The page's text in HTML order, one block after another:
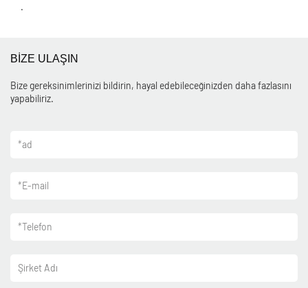
.
BİZE ULAŞIN
Bize gereksinimlerinizi bildirin, hayal edebileceğinizden daha fazlasını
yapabiliriz.
*ad
*E-mail
*Telefon
Şirket Adı